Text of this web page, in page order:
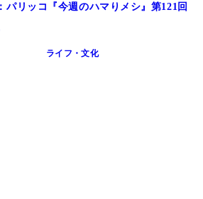
パリッコ『今週のハマりメシ』第121回
ライフ・文化